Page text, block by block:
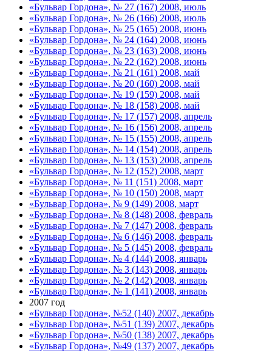
«Бульвар Гордона», № 27 (167) 2008, июль
«Бульвар Гордона», № 26 (166) 2008, июль
«Бульвар Гордона», № 25 (165) 2008, июнь
«Бульвар Гордона», № 24 (164) 2008, июнь
«Бульвар Гордона», № 23 (163) 2008, июнь
«Бульвар Гордона», № 22 (162) 2008, июнь
«Бульвар Гордона», № 21 (161) 2008, май
«Бульвар Гордона», № 20 (160) 2008, май
«Бульвар Гордона», № 19 (159) 2008, май
«Бульвар Гордона», № 18 (158) 2008, май
«Бульвар Гордона», № 17 (157) 2008, апрель
«Бульвар Гордона», № 16 (156) 2008, апрель
«Бульвар Гордона», № 15 (155) 2008, апрель
«Бульвар Гордона», № 14 (154) 2008, апрель
«Бульвар Гордона», № 13 (153) 2008, апрель
«Бульвар Гордона», № 12 (152) 2008, март
«Бульвар Гордона», № 11 (151) 2008, март
«Бульвар Гордона», № 10 (150) 2008, март
«Бульвар Гордона», № 9 (149) 2008, март
«Бульвар Гордона», № 8 (148) 2008, февраль
«Бульвар Гордона», № 7 (147) 2008, февраль
«Бульвар Гордона», № 6 (146) 2008, февраль
«Бульвар Гордона», № 5 (145) 2008, февраль
«Бульвар Гордона», № 4 (144) 2008, январь
«Бульвар Гордона», № 3 (143) 2008, январь
«Бульвар Гордона», № 2 (142) 2008, январь
«Бульвар Гордона», № 1 (141) 2008, январь
2007 год
«Бульвар Гордона», №52 (140) 2007, декабрь
«Бульвар Гордона», №51 (139) 2007, декабрь
«Бульвар Гордона», №50 (138) 2007, декабрь
«Бульвар Гордона», №49 (137) 2007, декабрь